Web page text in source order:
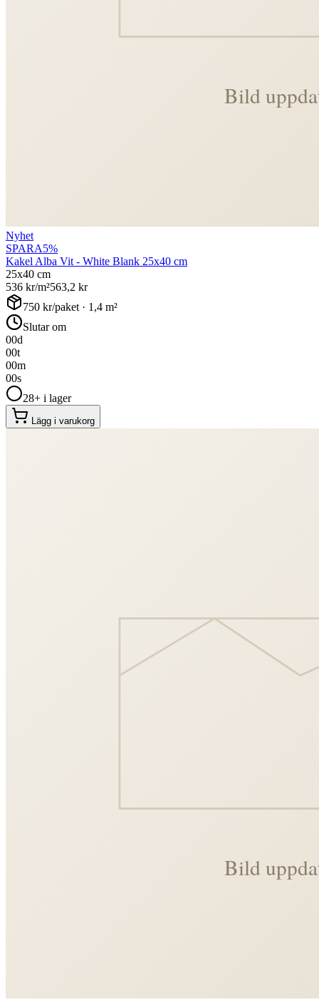
Nyhet
SPARA5%
Kakel Alba Vit - White Blank 25x40 cm
25x40 cm
536 kr/m²563,2 kr
750 kr/paket · 1,4 m²
Slutar om
00d
00t
00m
00s
28+ i lager
Lägg i varukorg